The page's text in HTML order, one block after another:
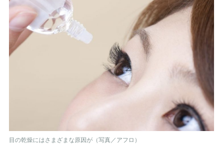
目の乾燥にはさまざまな原因が（写真／アフロ）